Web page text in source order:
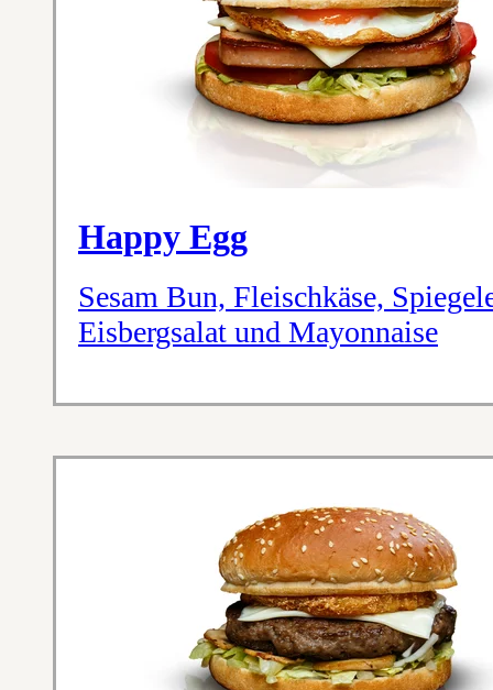
Happy Egg
Sesam Bun, Fleischkäse,
Eisbergsalat und Mayonnaise